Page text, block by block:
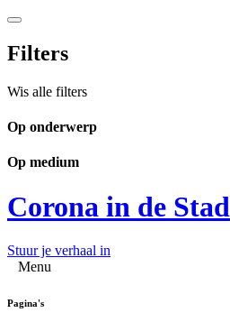
Filters
Wis alle filters
Op onderwerp
Op medium
Corona in de Stad
Stuur je verhaal in
Menu
Pagina's